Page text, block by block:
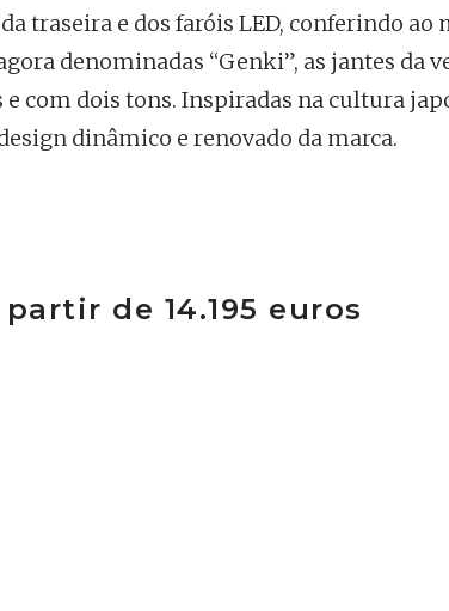
traseira e dos faróis LED, conferindo ao
denominadas “Genki”, as jantes da
com dois tons. Inspiradas na cultura
dinâmico e renovado da marca.
de 14.195 euros